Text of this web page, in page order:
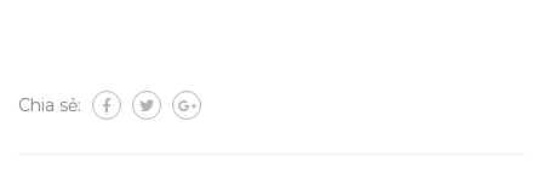
Chia sẻ: